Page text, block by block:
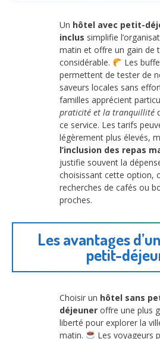
Un hôtel avec petit-
inclus simplifie
matin et offre un gain de
considérable.
Les
permettent de tester de
saveurs locales sans
familles apprécient
praticité et la tranquillité
ce service. Les tarifs
légèrement plus élevés,
l’inclusion des repas
justifie souvent la
choisissant cette option,
recherches de cafés ou
proches.
Les avantages
petit-
Choisir un hôtel sans
déjeuner offre une plus
liberté pour explorer la
matin.
Les voyageurs